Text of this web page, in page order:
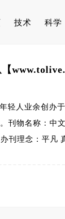
技术 科学
轻人业余创办
刊物名称：中
刊理念：平凡